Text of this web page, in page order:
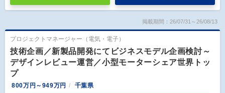
掲載期間：26/07/31～26/08/13
プロジェクトマネージャー（電気・電子）
技術企画／新製品開発にてビジネスモデル企画検討～
デザインレビュー運営／小型モーターシェア世界トッ
プ
800万円～949万円 千葉県